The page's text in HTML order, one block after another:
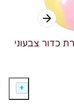
כדור צבעוני